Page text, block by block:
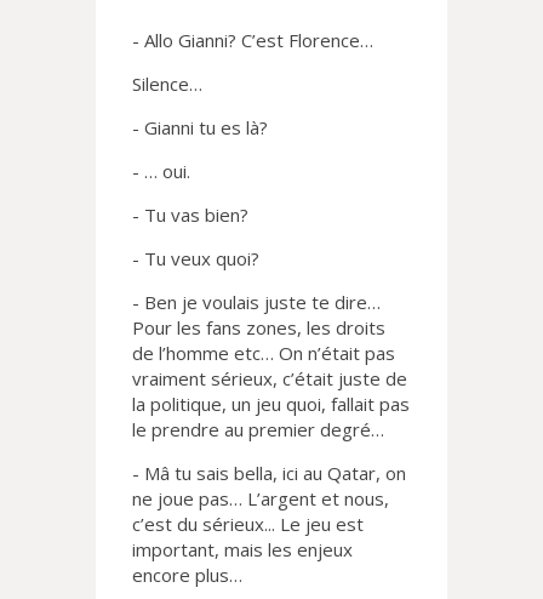
- Allo Gianni? C’est Florence…
Silence…
- Gianni tu es là?
- … oui.
- Tu vas bien?
- Tu veux quoi?
- Ben je voulais juste te dire…
Pour les fans zones, les droits
de l’homme etc… On n’était pas
vraiment sérieux, c’était juste de
la politique, un jeu quoi, fallait pas
le prendre au premier degré…
- Mâ tu sais bella, ici au Qatar, on
ne joue pas… L’argent et nous,
c’est du sérieux... Le jeu est
important, mais les enjeux
encore plus…